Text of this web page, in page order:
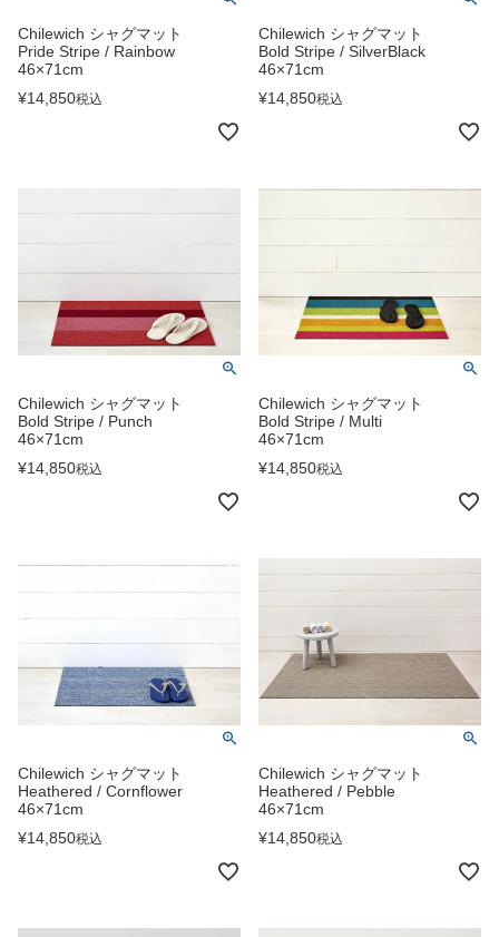
Chilewich シャグマット
Pride Stripe / Rainbow
46×71cm
¥14,850税込
Chilewich シャグマット
Bold Stripe / SilverBlack
46×71cm
¥14,850税込
Chilewich シャグマット
Bold Stripe / Punch
46×71cm
¥14,850税込
Chilewich シャグマット
Bold Stripe / Multi
46×71cm
¥14,850税込
Chilewich シャグマット
Heathered / Cornflower
46×71cm
¥14,850税込
Chilewich シャグマット
Heathered / Pebble
46×71cm
¥14,850税込